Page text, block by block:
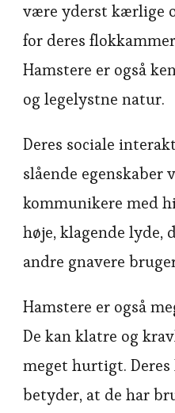
være yderst kærlige
for deres
Hamstere er også
og legelystne natur.
Deres sociale
slående egenskaber
kommunikere med
høje, klagende lyde,
andre gnavere
Hamstere er også
De kan klatre og
meget hurtigt.
betyder, at de har